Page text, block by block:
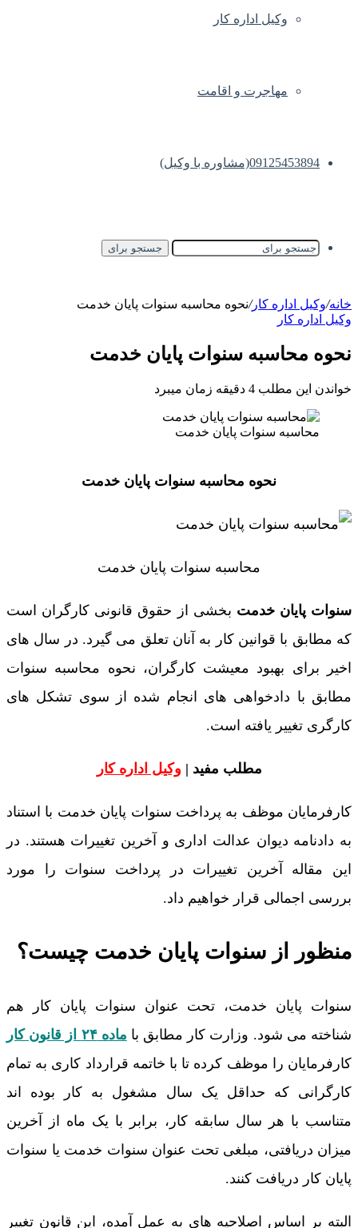
وکیل اداره کار
مهاجرت و اقامت
09125453894(مشاوره با وکیل)
جستجو برای
خانه/وکیل اداره کار/نحوه محاسبه سنوات پایان خدمت
وکیل اداره کار
نحوه محاسبه سنوات پایان خدمت
خواندن این مطلب 4 دقیقه زمان میبرد
محاسبه سنوات پایان خدمت
نحوه محاسبه سنوات پایان خدمت
محاسبه سنوات پایان خدمت
سنوات پایان خدمت بخشی از حقوق قانونی کارگران است
که مطابق با قوانین کار به آنان تعلق می گیرد. در سال های
اخیر برای بهبود معیشت کارگران، نحوه محاسبه سنوات
مطابق با دادخواهی های انجام شده از سوی تشکل های
کارگری تغییر یافته است.
مطلب مفید | وکیل اداره کار
کارفرمایان موظف به پرداخت سنوات پایان خدمت با استناد
به دادنامه دیوان عدالت اداری و آخرین تغییرات هستند. در
این مقاله آخرین تغییرات در پرداخت سنوات را مورد
بررسی اجمالی قرار خواهیم داد.
منظور از سنوات پایان خدمت چیست؟
سنوات پایان خدمت، تحت عنوان سنوات پایان کار هم
شناخته می شود. وزارت کار مطابق با ماده ۲۴ از قانون کار
کارفرمایان را موظف کرده تا با خاتمه قرارداد کاری به تمام
کارگرانی که حداقل یک سال مشغول به کار بوده اند
متناسب با هر سال سابقه کار، برابر با یک ماه از آخرین
میزان دریافتی، مبلغی تحت عنوان سنوات خدمت یا سنوات
پایان کار دریافت کنند.
البته بر اساس اصلاحیه های به عمل آمده، این قانون تغییر